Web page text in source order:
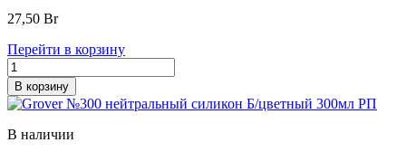
27,50 Br
Перейти в корзину
В корзину
В наличии